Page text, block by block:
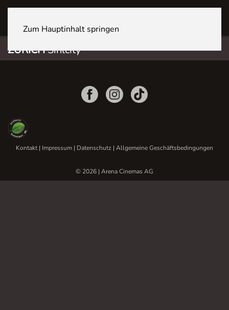
Zum Hauptinhalt springen
ZÜRICHSihlcity
Kontakt| Impressum | Datenschutz | Allgemeine Geschäftsbedingungen
© 2026 | Arena Cinemas AG